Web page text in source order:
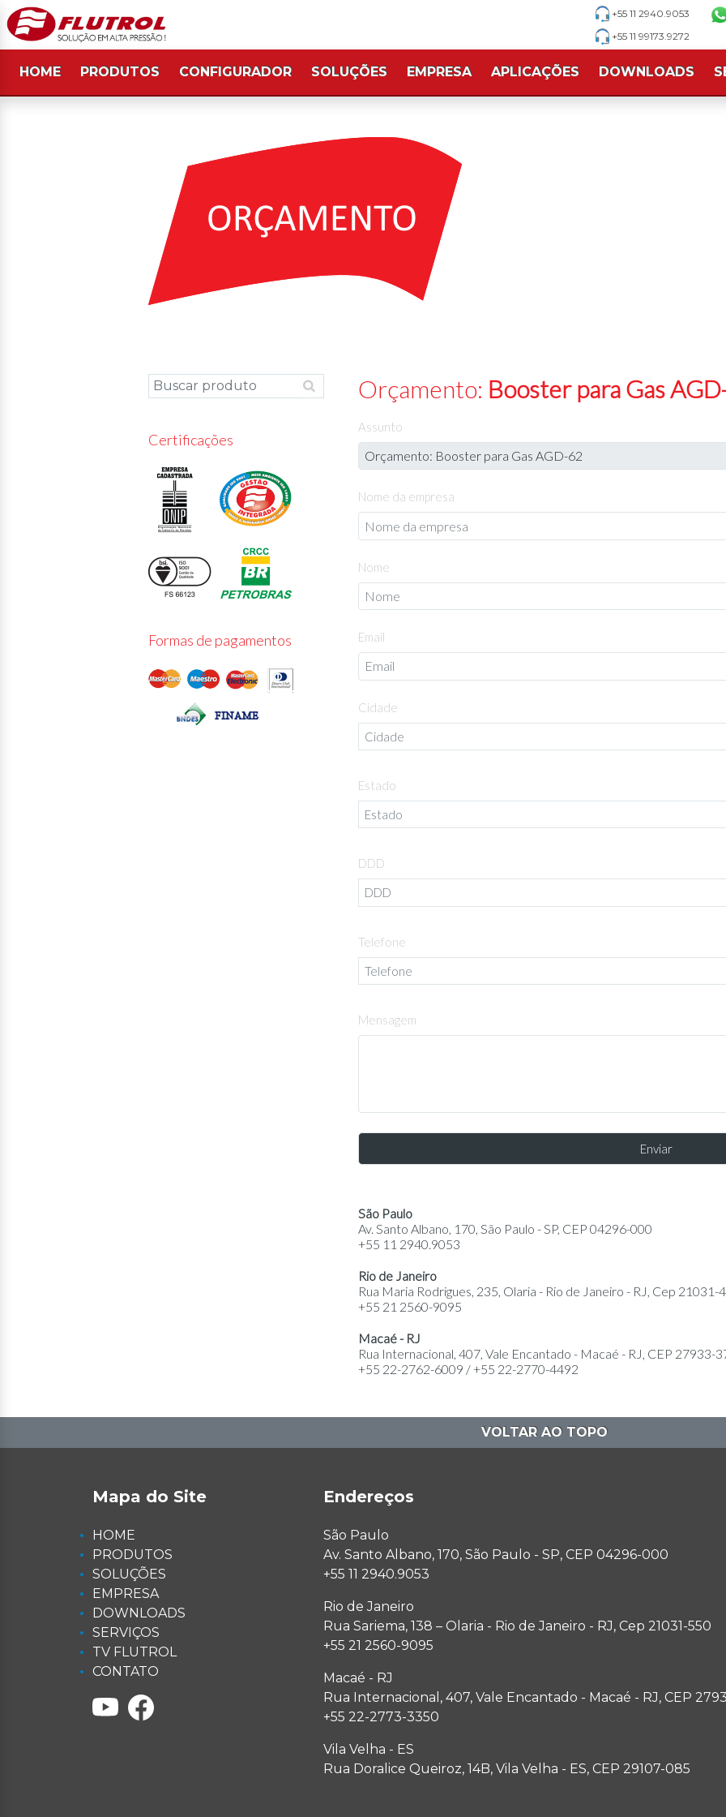
+55 11 2940.9053
+55 11 99173.9272
HOME PRODUTOS CONFIGURADOR SOLUÇÕES EMPRESA APLICAÇÕES DOWNLOADS
Certificações
Formas de pagamentos
Orçamento: Booster para Gas
Assunto
Nome da empresa
Nome
Email
Cidade
Estado
DDD
Telefone
Mensagem
São Paulo
Av. Santo Albano, 170, São Paulo - SP, CEP 04296-000
+55 11 2940.9053
Rio de Janeiro
Rua Maria Rodrigues, 235, Olaria - Rio de Janeiro - RJ, Cep 21031-
+55 21 2560-9095
Macaé - RJ
Rua Internacional, 407, Vale Encantado - Macaé - RJ, CEP 27933-
+55 22-2762-6009 / +55 22-2770-4492
VOLTAR AO TOPO
Mapa do Site
HOME
PRODUTOS
SOLUÇÕES
EMPRESA
DOWNLOADS
SERVIÇOS
TV FLUTROL
CONTATO
Endereços
São Paulo
Av. Santo Albano, 170, São Paulo - SP, CEP 04296-000
+55 11 2940.9053
Rio de Janeiro
Rua Sariema, 138 – Olaria - Rio de Janeiro - RJ, Cep 21031-550
+55 21 2560-9095
Macaé - RJ
Rua Internacional, 407, Vale Encantado - Macaé - RJ, CEP
+55 22-2773-3350
Vila Velha - ES
Rua Doralice Queiroz, 14B, Vila Velha - ES, CEP 29107-085